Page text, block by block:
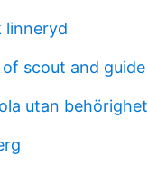
linneryd
scout and guide
utan behörighet